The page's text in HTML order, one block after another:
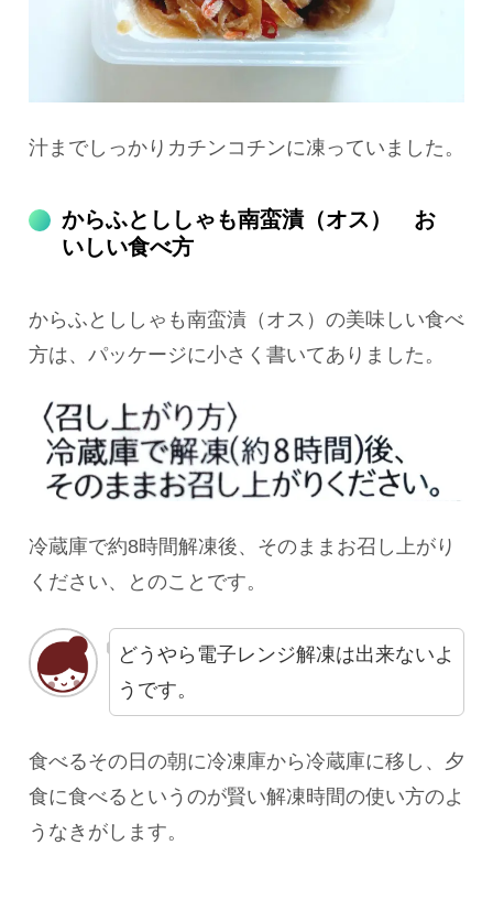
汁までしっかりカチンコチンに凍っていました。
からふとししゃも南蛮漬（オス） お
いしい食べ方
からふとししゃも南蛮漬（オス）の美味しい食べ
方は、パッケージに小さく書いてありました。
冷蔵庫で約8時間解凍後、そのままお召し上がり
ください、とのことです。
どうやら電子レンジ解凍は出来ないよ
うです。
食べるその日の朝に冷凍庫から冷蔵庫に移し、夕
食に食べるというのが賢い解凍時間の使い方のよ
うなきがします。